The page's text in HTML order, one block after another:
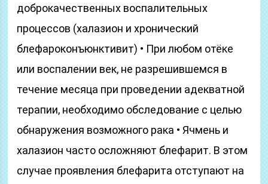
доброкачественных воспалительных
процессов (халазион и хронический
блефароконъюнктивит) • При любом отёке
или воспалении век, не разрешившемся в
течение месяца при проведении адекватной
терапии, необходимо обследование с целью
обнаружения возможного рака • Ячмень и
халазион часто осложняют блефарит. В этом
случае проявления блефарита отступают на